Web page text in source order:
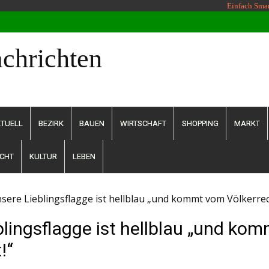
BEZIRK BAUEN WIRTSCHAFT SHOPPING MARKT
KULTUR LEBEN
Lieblingsflagge ist hellblau „und kommt vom
ist hellblau „und